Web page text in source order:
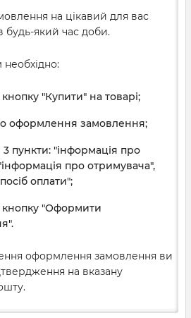
на цікавий для вас
будь-який час доби.
"Купити" на товарі;
оформлення замовлення;
пункти: "інформація про
про отримувача",
оплати";
кнопку "Оформити
оформлення замовлення ви
на вказану